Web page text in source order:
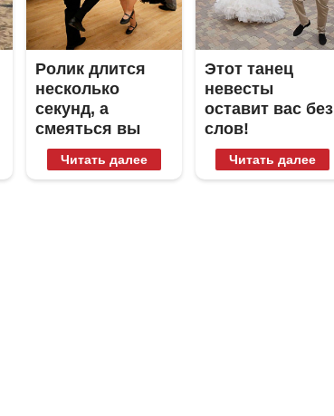
Ролик длится
несколько
секунд, а
смеяться вы
будете долго
Читать далее
Этот танец
невесты
оставит вас без
слов!
Пересмотрела
10 раз
Читать далее